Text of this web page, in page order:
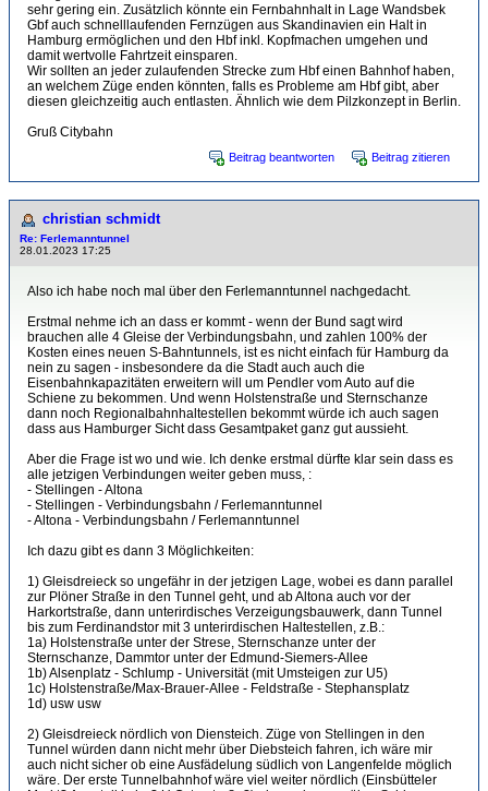
sehr gering ein. Zusätzlich könnte ein Fernbahnhalt in Lage Wandsbek
Gbf auch schnelllaufenden Fernzügen aus Skandinavien ein Halt in
Hamburg ermöglichen und den Hbf inkl. Kopfmachen umgehen und
damit wertvolle Fahrtzeit einsparen.
Wir sollten an jeder zulaufenden Strecke zum Hbf einen Bahnhof haben,
an welchem Züge enden könnten, falls es Probleme am Hbf gibt, aber
diesen gleichzeitig auch entlasten. Ähnlich wie dem Pilzkonzept in Berlin.
Gruß Citybahn
Beitrag beantworten Beitrag zitieren
christian schmidt
Re: Ferlemanntunnel
28.01.2023 17:25
Also ich habe noch mal über den Ferlemanntunnel nachgedacht.
Erstmal nehme ich an dass er kommt - wenn der Bund sagt wird
brauchen alle 4 Gleise der Verbindungsbahn, und zahlen 100% der
Kosten eines neuen S-Bahntunnels, ist es nicht einfach für Hamburg da
nein zu sagen - insbesondere da die Stadt auch auch die
Eisenbahnkapazitäten erweitern will um Pendler vom Auto auf die
Schiene zu bekommen. Und wenn Holstenstraße und Sternschanze
dann noch Regionalbahnhaltestellen bekommt würde ich auch sagen
dass aus Hamburger Sicht dass Gesamtpaket ganz gut aussieht.
Aber die Frage ist wo und wie. Ich denke erstmal dürfte klar sein dass es
alle jetzigen Verbindungen weiter geben muss, :
- Stellingen - Altona
- Stellingen - Verbindungsbahn / Ferlemanntunnel
- Altona - Verbindungsbahn / Ferlemanntunnel
Ich dazu gibt es dann 3 Möglichkeiten:
1) Gleisdreieck so ungefähr in der jetzigen Lage, wobei es dann parallel
zur Plöner Straße in den Tunnel geht, und ab Altona auch vor der
Harkortstraße, dann unterirdisches Verzeigungsbauwerk, dann Tunnel
bis zum Ferdinandstor mit 3 unterirdischen Haltestellen, z.B.:
1a) Holstenstraße unter der Strese, Sternschanze unter der
Sternschanze, Dammtor unter der Edmund-Siemers-Allee
1b) Alsenplatz - Schlump - Universität (mit Umsteigen zur U5)
1c) Holstenstraße/Max-Brauer-Allee - Feldstraße - Stephansplatz
1d) usw usw
2) Gleisdreieck nördlich von Diensteich. Züge von Stellingen in den
Tunnel würden dann nicht mehr über Diebsteich fahren, ich wäre mir
auch nicht sicher ob eine Ausfädelung südlich von Langenfelde möglich
wäre. Der erste Tunnelbahnhof wäre viel weiter nördlich (Einsbütteler